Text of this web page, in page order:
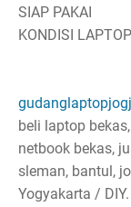
SIAP PAKAI
KONDISI
beli laptop
netbook bekas,
sleman, bantul,
Yogyakarta / DIY.